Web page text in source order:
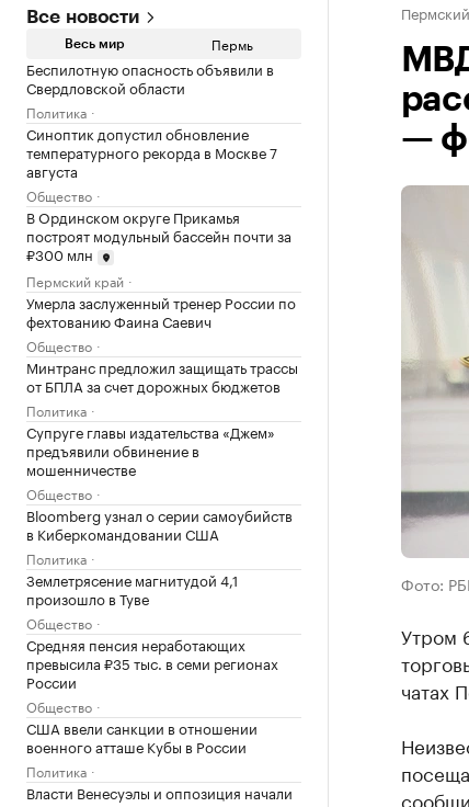
Все новости
Весь мир Пермь
Беспилотную опасность объявили в
Свердловской области
Политика
Синоптик допустил обновление
температурного рекорда в Москве 7
августа
Общество
В Ординском округе Прикамья
построят модульный бассейн почти за
₽300 млн
Пермский край
Умерла заслуженный тренер России по
фехтованию Фаина Саевич
Общество
Минтранс предложил защищать трассы
от БПЛА за счет дорожных бюджетов
Политика
Супруге главы издательства «Джем»
предъявили обвинение в
мошенничестве
Общество
Bloomberg узнал о серии самоубийств
в Киберкомандовании США
Политика
Землетрясение магнитудой 4,1
произошло в Туве
Общество
Средняя пенсия неработающих
превысила ₽35 тыс. в семи регионах
России
Общество
США ввели санкции в отношении
военного атташе Кубы в России
Политика
Власти Венесуэлы и оппозиция начали
—
Фото:
Утром
чатах